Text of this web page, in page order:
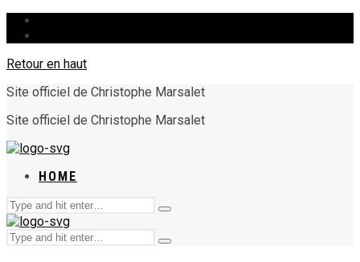
Retour en haut
Site officiel de Christophe Marsalet
Site officiel de Christophe Marsalet
HOME
Chercher
:
Type
hit
Chercher
Type